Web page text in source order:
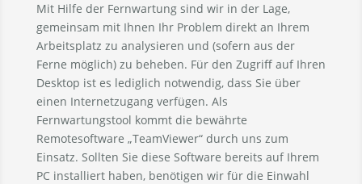
Mit Hilfe der Fernwartung sind wir in der Lage,
gemeinsam mit Ihnen Ihr Problem direkt an Ihrem
Arbeitsplatz zu analysieren und (sofern aus der
Ferne möglich) zu beheben. Für den Zugriff auf Ihren
Desktop ist es lediglich notwendig, dass Sie über
einen Internetzugang verfügen. Als
Fernwartungstool kommt die bewährte
Remotesoftware „TeamViewer“ durch uns zum
Einsatz. Sollten Sie diese Software bereits auf Ihrem
PC installiert haben, benötigen wir für die Einwahl